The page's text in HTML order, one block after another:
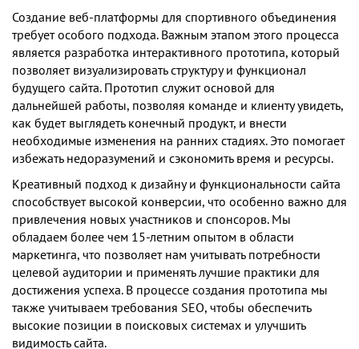
Создание веб-платформы для спортивного объединения
требует особого подхода. Важным этапом этого процесса
является разработка интерактивного прототипа, который
позволяет визуализировать структуру и функционал
будущего сайта. Прототип служит основой для
дальнейшей работы, позволяя команде и клиенту увидеть,
как будет выглядеть конечный продукт, и внести
необходимые изменения на ранних стадиях. Это помогает
избежать недоразумений и сэкономить время и ресурсы.
Креативный подход к дизайну и функциональности сайта
способствует высокой конверсии, что особенно важно для
привлечения новых участников и спонсоров. Мы
обладаем более чем 15-летним опытом в области
маркетинга, что позволяет нам учитывать потребности
целевой аудитории и применять лучшие практики для
достижения успеха. В процессе создания прототипа мы
также учитываем требования SEO, чтобы обеспечить
высокие позиции в поисковых системах и улучшить
видимость сайта.